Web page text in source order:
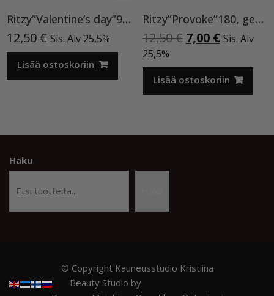
Ritzy”Valentine’s day”90, geelilakka TPO vapaa
12,50 € Sis. Alv 25,5%
Lisää ostoskoriin
Ritzy”Provoke”180, geelilakka
12,50€ Alkuperäinen
oli:
12,50 €.
7,00 €Nykyinen
on:
7,00 €.
Sis. Alv
25,5%
Lisää ostoskoriin
Haku
© Copyright Kauneusstudio Kristiina
Beauty Studio by